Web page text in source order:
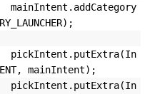
mainIntent);